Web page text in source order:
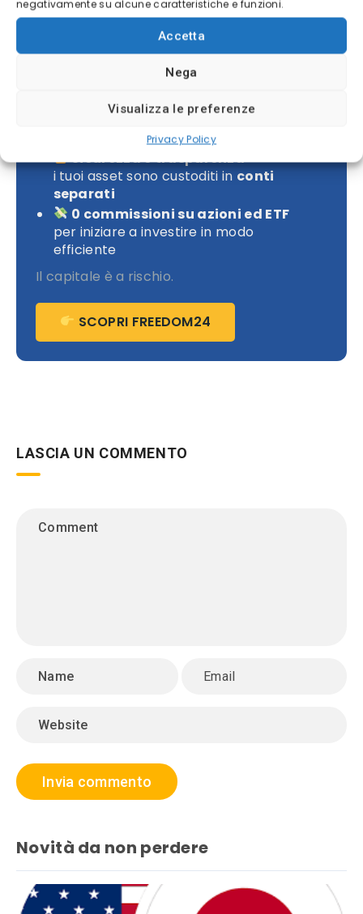
negativamente su alcune caratteristiche e funzioni.
Accetta
Nega
Visualizza le preferenze
Privacy Policy
Investi con Freedom24 senza
Idee di investimento degli analisti
Titoli con rendimento medio potenziale
Sicurezza e trasparenza
i tuoi asset sono custoditi in conti
separati
0 commissioni su azioni ed ETF
per iniziare a investire in modo
efficiente
Il capitale è a rischio.
SCOPRI FREEDOM24
LASCIA UN COMMENTO
Novità da non perdere